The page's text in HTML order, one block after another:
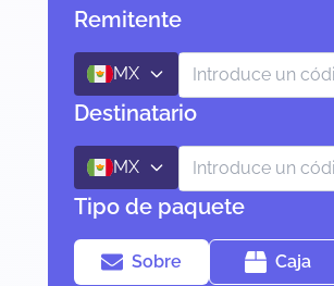
Remitente
MX
Destinatario
MX
Tipo de paquete
Sobre Caja